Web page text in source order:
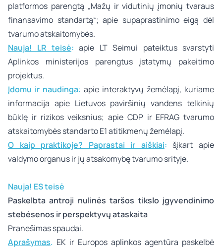
platformos parengtą „Mažų ir vidutinių įmonių tvaraus
finansavimo standartą“; apie supaprastinimo eigą dėl
tvarumo atskaitomybės.
Nauja! LR teisė: apie LT Seimui pateiktus svarstyti
Aplinkos ministerijos parengtus įstatymų pakeitimo
projektus.
Įdomu ir naudinga: apie interaktyvų žemėlapį, kuriame
informacija apie Lietuvos paviršinių vandens telkinių
būklę ir rizikos veiksnius; apie CDP ir EFRAG tvarumo
atskaitomybės standarto E1 atitikmenų žemėlapį.
O kaip praktikoje? Paprastai ir aiškiai: šįkart apie
valdymo organus ir jų atsakomybę tvarumo srityje.
Nauja! ES teisė
Paskelbta antroji nulinės taršos tikslo įgyvendinimo
stebėsenos ir perspektyvų ataskaita
Pranešimas spaudai.
Aprašymas. EK ir Europos aplinkos agentūra paskelbė